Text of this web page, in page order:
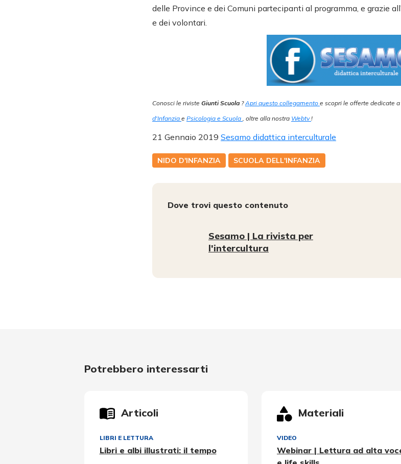
delle Province e dei Comuni partecipanti al programma, e grazie
e dei volontari.
Conosci le riviste Giunti Scuola ?Apri questo collegamento e scopri le offerte dedicate a
d'Infanzia e Psicologia e Scuola , oltre alla nostra Webtv!
21 Gennaio 2019 Sesamo didattica interculturale
NIDO D'INFANZIA SCUOLA DELL'INFANZIA
Dove trovi questo contenuto
Sesamo | La rivista per
l'intercultura
Potrebbero interessarti
Articoli
LIBRI E LETTURA
Libri e albi illustrati: il tempo
Materiali
VIDEO
Webinar | Lettura ad alta